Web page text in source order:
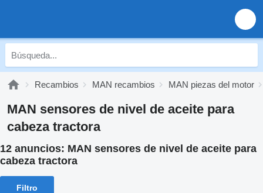
Recambios MAN recambios MAN piezas del motor
MAN sensores de nivel de aceite para
cabeza tractora
12 anuncios: MAN sensores de nivel de aceite para
cabeza tractora
Filtro